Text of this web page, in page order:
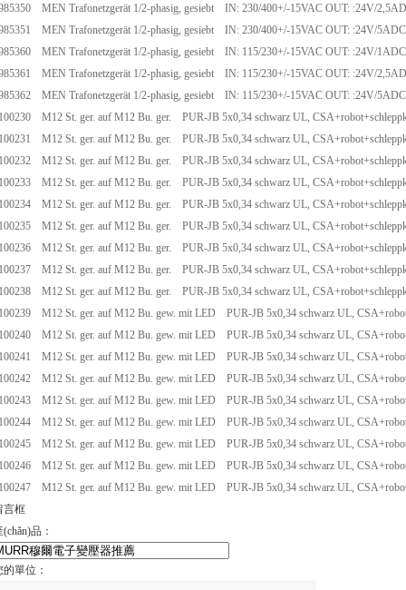
MEN Trafonetzgerät 1/2-phasig, gesiebt IN: 230/400+/-15VAC OUT: :24V/
MEN Trafonetzgerät 1/2-phasig, gesiebt IN: 230/400+/-15VAC OUT: :24V/5ADC
MEN Trafonetzgerät 1/2-phasig, gesiebt IN: 115/230+/-15VAC OUT: :24V/1ADC
MEN Trafonetzgerät 1/2-phasig, gesiebt IN: 115/230+/-15VAC OUT: :24V/
MEN Trafonetzgerät 1/2-phasig, gesiebt IN: 115/230+/-15VAC OUT: :24V/5ADC
M12 St. ger. auf M12 Bu. ger. PUR-JB 5x0,34 schwarz UL,
M12 St. ger. auf M12 Bu. ger. PUR-JB 5x0,34 schwarz UL,
M12 St. ger. auf M12 Bu. ger. PUR-JB 5x0,34 schwarz UL,
M12 St. ger. auf M12 Bu. ger. PUR-JB 5x0,34 schwarz UL,
M12 St. ger. auf M12 Bu. ger. PUR-JB 5x0,34 schwarz UL,
M12 St. ger. auf M12 Bu. ger. PUR-JB 5x0,34 schwarz UL,
M12 St. ger. auf M12 Bu. ger. PUR-JB 5x0,34 schwarz UL,
M12 St. ger. auf M12 Bu. ger. PUR-JB 5x0,34 schwarz UL,
M12 St. ger. auf M12 Bu. ger. PUR-JB 5x0,34 schwarz UL,
M12 St. ger. auf M12 Bu. gew. mit LED PUR-JB 5x0,34 schwarz UL,
M12 St. ger. auf M12 Bu. gew. mit LED PUR-JB 5x0,34 schwarz UL,
M12 St. ger. auf M12 Bu. gew. mit LED PUR-JB 5x0,34 schwarz UL,
M12 St. ger. auf M12 Bu. gew. mit LED PUR-JB 5x0,34 schwarz UL,
M12 St. ger. auf M12 Bu. gew. mit LED PUR-JB 5x0,34 schwarz UL,
M12 St. ger. auf M12 Bu. gew. mit LED PUR-JB 5x0,34 schwarz UL,
M12 St. ger. auf M12 Bu. gew. mit LED PUR-JB 5x0,34 schwarz UL,
M12 St. ger. auf M12 Bu. gew. mit LED PUR-JB 5x0,34 schwarz UL,
M12 St. ger. auf M12 Bu. gew. mit LED PUR-JB 5x0,34 schwarz UL,
言框
(chǎn)品：
的單位：